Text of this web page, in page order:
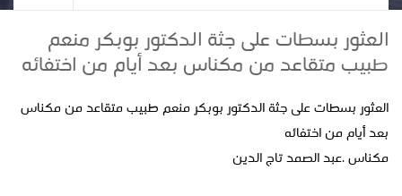
العثور بسطات على جثة الدكتور بوبكر منعم
طبيب متقاعد من مكناس بعد أيام من اختفائه
العثور بسطات على جثة الدكتور بوبكر منعم طبيب متقاعد من مكناس
بعد أيام من اختفائه
مكناس .عبد الصمد تاج الدين